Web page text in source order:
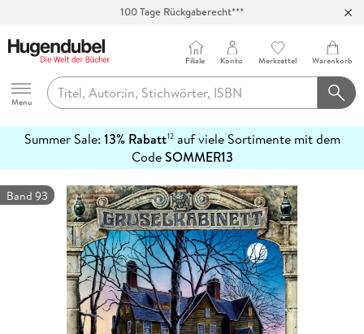
Hugendubel
Menu
Filiale Konto Merkzettel Warenkorb
Summer Sale: 13% Rabatt12auf viele Sortimente mit dem
CodeSOMMER13
erfahren
Band 93